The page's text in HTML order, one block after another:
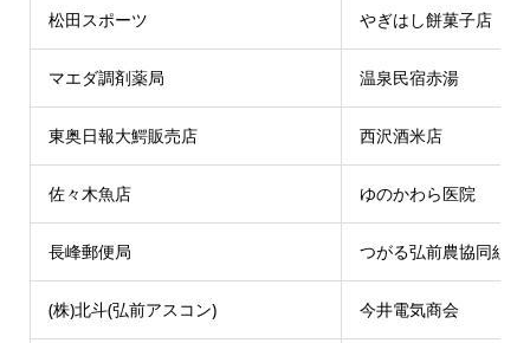
松田スポーツ やぎはし餅菓子店
マエダ調剤薬局 温泉民宿赤湯
東奥日報大鰐販売店 西沢酒米店
佐々木魚店 ゆのかわら医院
長峰郵便局 つがる弘前農協同組
(株)北斗(弘前アスコン) 今井電気商会